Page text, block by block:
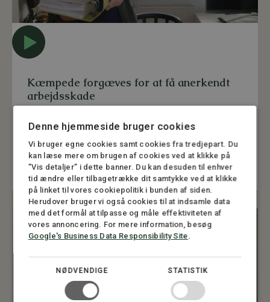
Kæmpede forgæves for at få anerkendt
arbejdsskade
Det var psykisk hårdt hele tiden at skulle skrive
frem og tilbage med myndighederne, og ikke vide
hvornår man fik svar.
René Jul Nielsen
Denne hjemmeside bruger cookies
Vi bruger egne cookies samt cookies fra tredjepart. Du
kan læse mere om brugen af cookies ved at klikke på
”Vis detaljer” i dette banner. Du kan desuden til enhver
tid ændre eller tilbagetrække dit samtykke ved at klikke
på linket til vores cookiepolitik i bunden af siden.
Herudover bruger vi også cookies til at indsamle data
med det formål at tilpasse og måle effektiviteten af
vores annoncering. For mere information, besøg
Google's Business Data Responsibility Site
NØDVENDIGE STATISTIK